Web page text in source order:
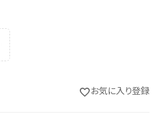
お気に入り登録